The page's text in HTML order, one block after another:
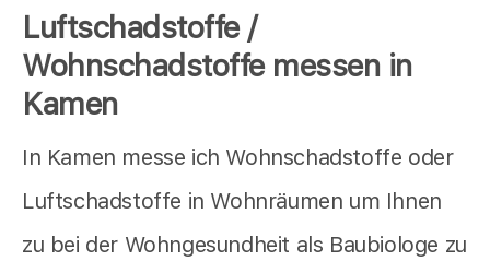
Luftschadstoffe /
Wohnschadstoffe messen in
Kamen
In Kamen messe ich Wohnschadstoffe oder
Luftschadstoffe in Wohnräumen um Ihnen
zu bei der Wohngesundheit als Baubiologe zu